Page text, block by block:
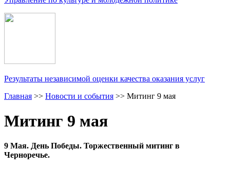
Результаты независимой оценки качества оказания услуг
Главная >> Новости и события >> Митинг 9 мая
Митинг 9 мая
9 Мая. День Победы. Торжественный митинг в
Черноречье.